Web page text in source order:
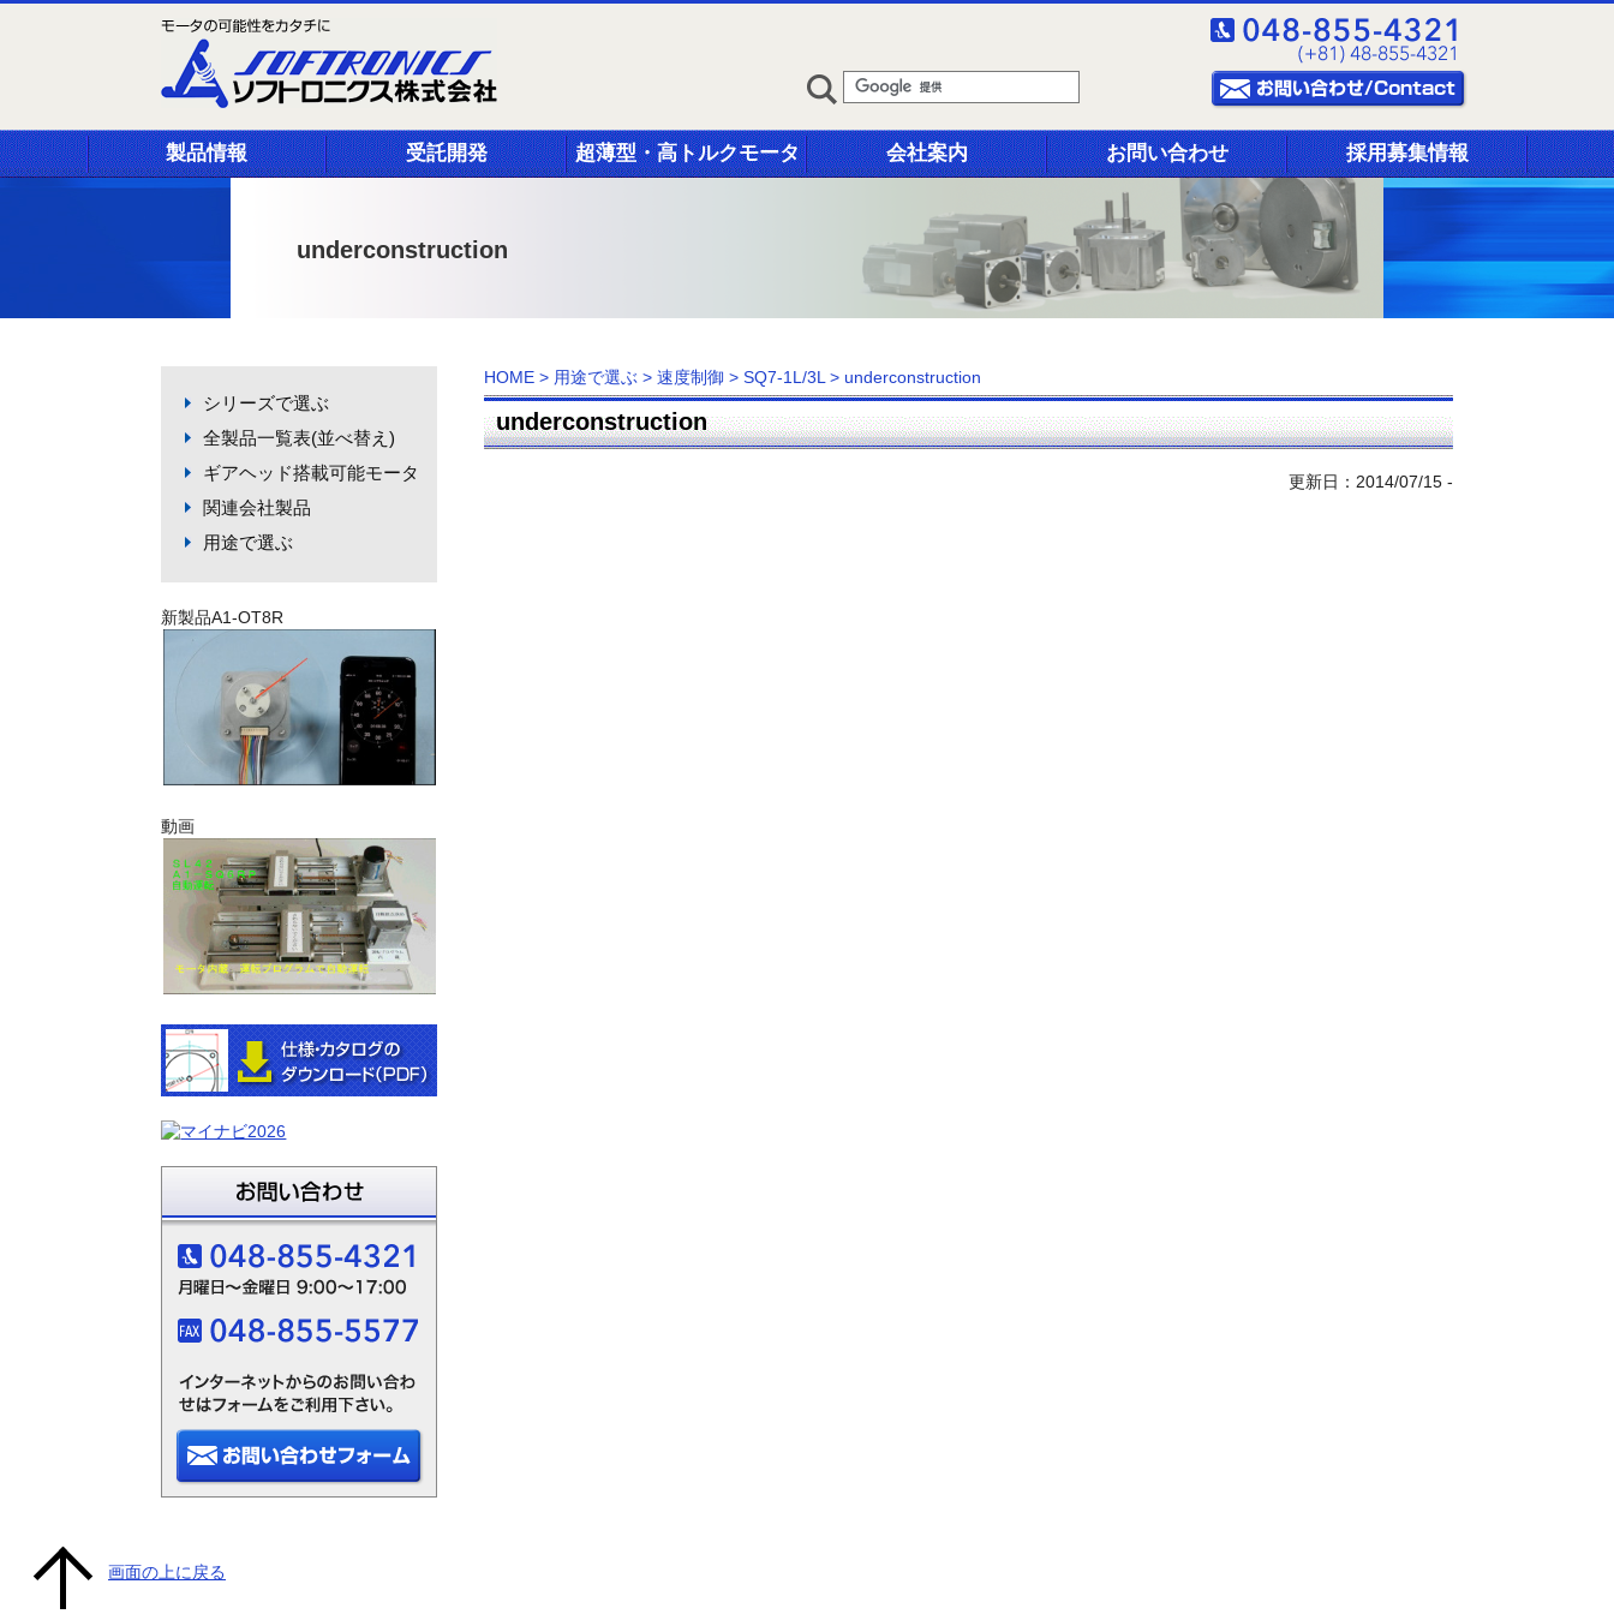
製品情報 受託開発 超薄型・高トルクモータ 会社案内 お問い合わせ 採用募集情報
underconstruction
シリーズで選ぶ
全製品一覧表(並べ替え)
ギアヘッド搭載可能モータ
関連会社製品
用途で選ぶ
新製品A1-OT8R
動画
HOME > 用途で選ぶ >速度制御 >SQ7-1L/3L > underconstruction
underconstruction
更新日：2014/07/15 -
画面の上に戻る